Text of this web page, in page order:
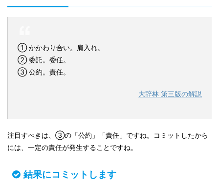
① かかわり合い。肩入れ。
② 委託。委任。
③ 公約。責任。
大辞林 第三版の解説
注目すべきは、③の「公約」「責任」ですね。コミットしたから
には、一定の責任が発生することですね。
結果にコミットします